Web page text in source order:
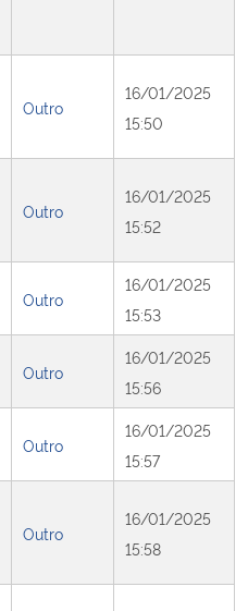
Outro
16/01/2025
15:50
Outro
16/01/2025
15:52
Outro
16/01/2025
15:53
Outro
16/01/2025
15:56
Outro
16/01/2025
15:57
Outro
16/01/2025
15:58